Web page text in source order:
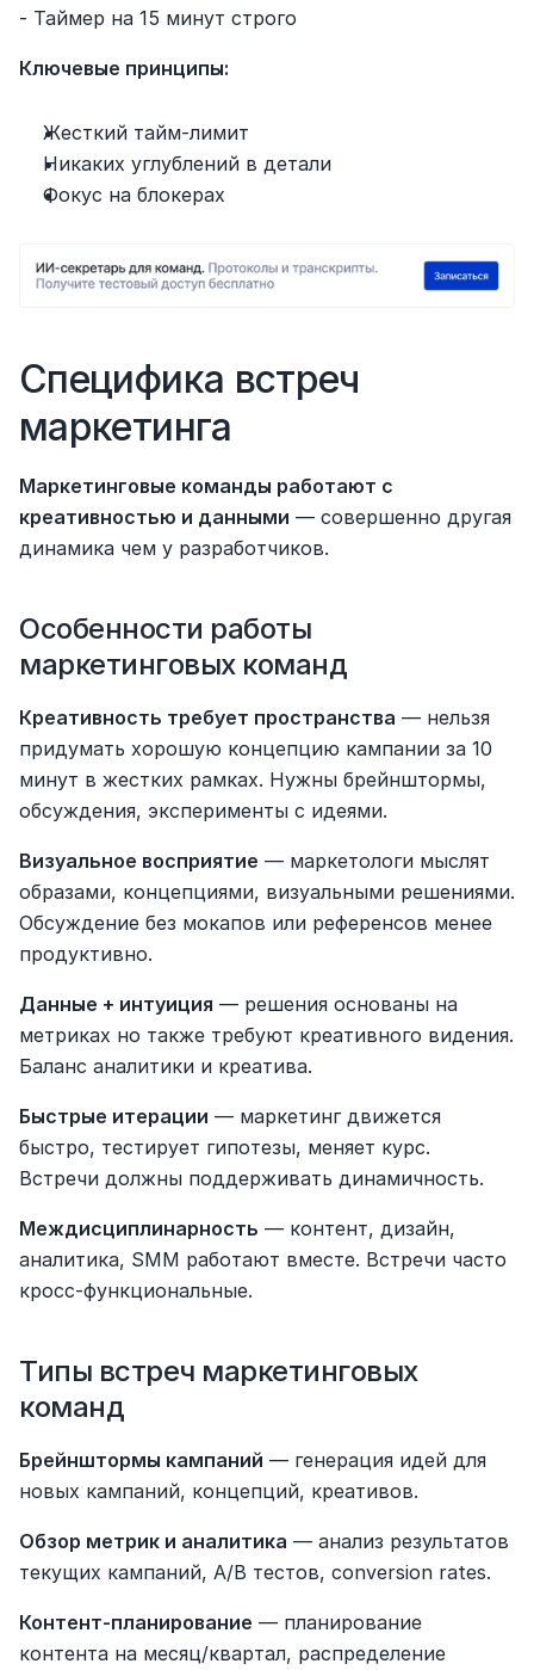
- Таймер на 15 минут строго
Ключевые принципы:
Жесткий тайм-лимит
Никаких углублений в детали
Фокус на блокерах
Специфика встреч
маркетинга
Маркетинговые команды работают с
креативностью и данными — совершенно другая
динамика чем у разработчиков.
Особенности работы
маркетинговых команд
Креативность требует пространства — нельзя
придумать хорошую концепцию кампании за 10
минут в жестких рамках. Нужны брейнштормы,
обсуждения, эксперименты с идеями.
Визуальное восприятие — маркетологи мыслят
образами, концепциями, визуальными решениями.
Обсуждение без мокапов или референсов менее
продуктивно.
Данные + интуиция — решения основаны на
метриках но также требуют креативного видения.
Баланс аналитики и креатива.
Быстрые итерации — маркетинг движется
быстро, тестирует гипотезы, меняет курс.
Встречи должны поддерживать динамичность.
Междисциплинарность — контент, дизайн,
аналитика, SMM работают вместе. Встречи часто
кросс-функциональные.
Типы встреч маркетинговых
команд
Брейнштормы кампаний — генерация идей для
новых кампаний, концепций, креативов.
Обзор метрик и аналитика — анализ результатов
текущих кампаний, A/B тестов, conversion rates.
Контент-планирование — планирование
контента на месяц/квартал, распределение